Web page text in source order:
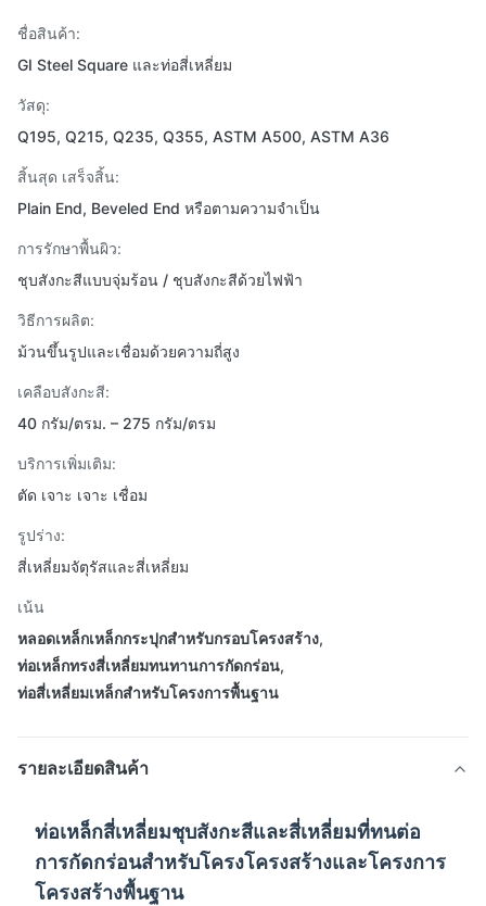
ชื่อสินค้า:
GI Steel Square และท่อสี่เหลี่ยม
วัสดุ:
Q195, Q215, Q235, Q355, ASTM A500, ASTM A36
สิ้นสุด เสร็จสิ้น:
Plain End, Beveled End หรือตามความจำเป็น
การรักษาพื้นผิว:
ชุบสังกะสีแบบจุ่มร้อน / ชุบสังกะสีด้วยไฟฟ้า
วิธีการผลิต:
ม้วนขึ้นรูปและเชื่อมด้วยความถี่สูง
เคลือบสังกะสี:
40 กรัม/ตรม. – 275 กรัม/ตรม
บริการเพิ่มเติม:
ตัด เจาะ เจาะ เชื่อม
รูปร่าง:
สี่เหลี่ยมจัตุรัสและสี่เหลี่ยม
เน้น
หลอดเหล็กเหล็กกระปุกสําหรับกรอบโครงสร้าง,
ท่อเหล็กทรงสี่เหลี่ยมทนทานการกัดกร่อน,
ท่อสี่เหลี่ยมเหล็กสําหรับโครงการพื้นฐาน
รายละเอียดสินค้า
ท่อเหล็กสี่เหลี่ยมชุบสังกะสีและสี่เหลี่ยมที่ทนต่อ
การกัดกร่อนสำหรับโครงโครงสร้างและโครงการ
โครงสร้างพื้นฐาน